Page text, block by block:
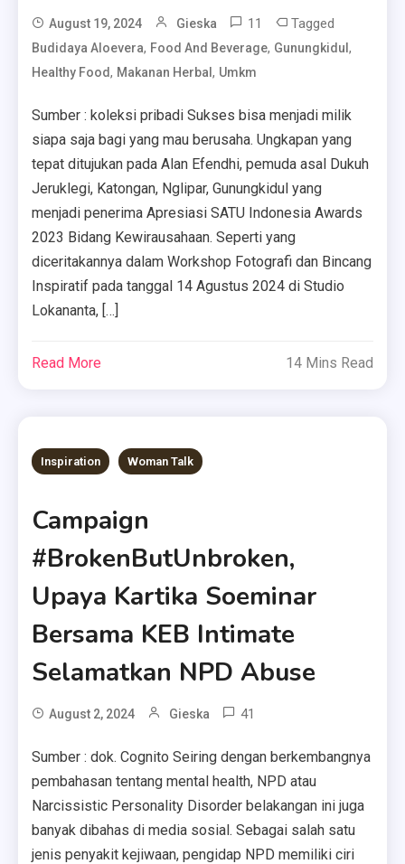
August 19, 2024 Gieska 11 Tagged
Budidaya Aloevera, Food And Beverage, Gunungkidul,
Healthy Food, Makanan Herbal, Umkm
Sumber : koleksi pribadi Sukses bisa menjadi milik
siapa saja bagi yang mau berusaha. Ungkapan yang
tepat ditujukan pada Alan Efendhi, pemuda asal Dukuh
Jeruklegi, Katongan, Nglipar, Gunungkidul yang
menjadi penerima Apresiasi SATU Indonesia Awards
2023 Bidang Kewirausahaan. Seperti yang
diceritakannya dalam Workshop Fotografi dan Bincang
Inspiratif pada tanggal 14 Agustus 2024 di Studio
Lokananta, […]
Read More 14 Mins Read
Inspiration Woman Talk
Campaign
#BrokenButUnbroken,
Upaya Kartika Soeminar
Bersama KEB Intimate
Selamatkan NPD Abuse
August 2, 2024 Gieska 41
Sumber : dok. Cognito Seiring dengan berkembangnya
pembahasan tentang mental health, NPD atau
Narcissistic Personality Disorder belakangan ini juga
banyak dibahas di media sosial. Sebagai salah satu
jenis penyakit kejiwaan, pengidap NPD memiliki ciri